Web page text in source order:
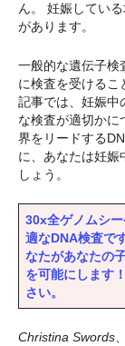
ん。 妊娠してい
があります。
一般的な遺伝子検
に検査を受けるこ
記事では、妊娠中
な検査が適切かに
界をリードする
に、あなたは妊娠
しょう。
30x全ゲノムシ
適なDNA検査で
なたがあなたの
を可能にします
さい。
Christina Swords